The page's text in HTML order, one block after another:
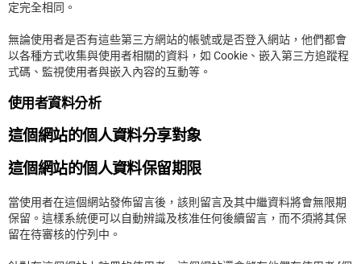
定完全相同。
無論使用者是否有這些第三方網站的帳號或是否登入網站，他們都會
以各種方式收集與使用者相關的資料，如 Cookie、嵌入第三方追蹤程
式碼、監視使用者與嵌入內容的互動等。
使用者資料分析
這個網站的個人資料分享對象
這個網站的個人資料保留期限
當使用者在這個網站發佈留言後，該則留言及其中繼資料將會無限期
保留。這樣系統便可以自動辨識及核准任何後續留言，而不須將其保
留在待審核的佇列中。